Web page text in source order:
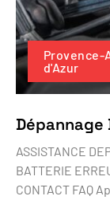
Provence-
d'Azur
ASSISTANCE
BATTERIE
CONTACT FAQ